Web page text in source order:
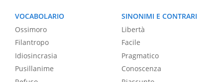
VOCABOLARIO
Ossimoro
Filantropo
Idiosincrasia
Pusillanime
SINONIMI E CONTRARI
Libertà
Facile
Pragmatico
Conoscenza